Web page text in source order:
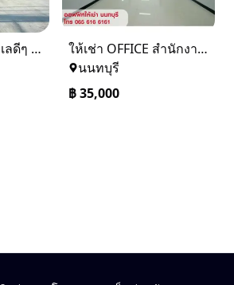
อาคารพาณิชย์ทำเลดีๆ หน้าติดถนน ด้านหลังแม่น้ำเจ้าพระยา
ให้เช่า OFFICE สำนักงาน ออฟฟิศ สนามบินน้ำ นนทบุรี ใกล้ MRT
นนทบุรี
฿35,000